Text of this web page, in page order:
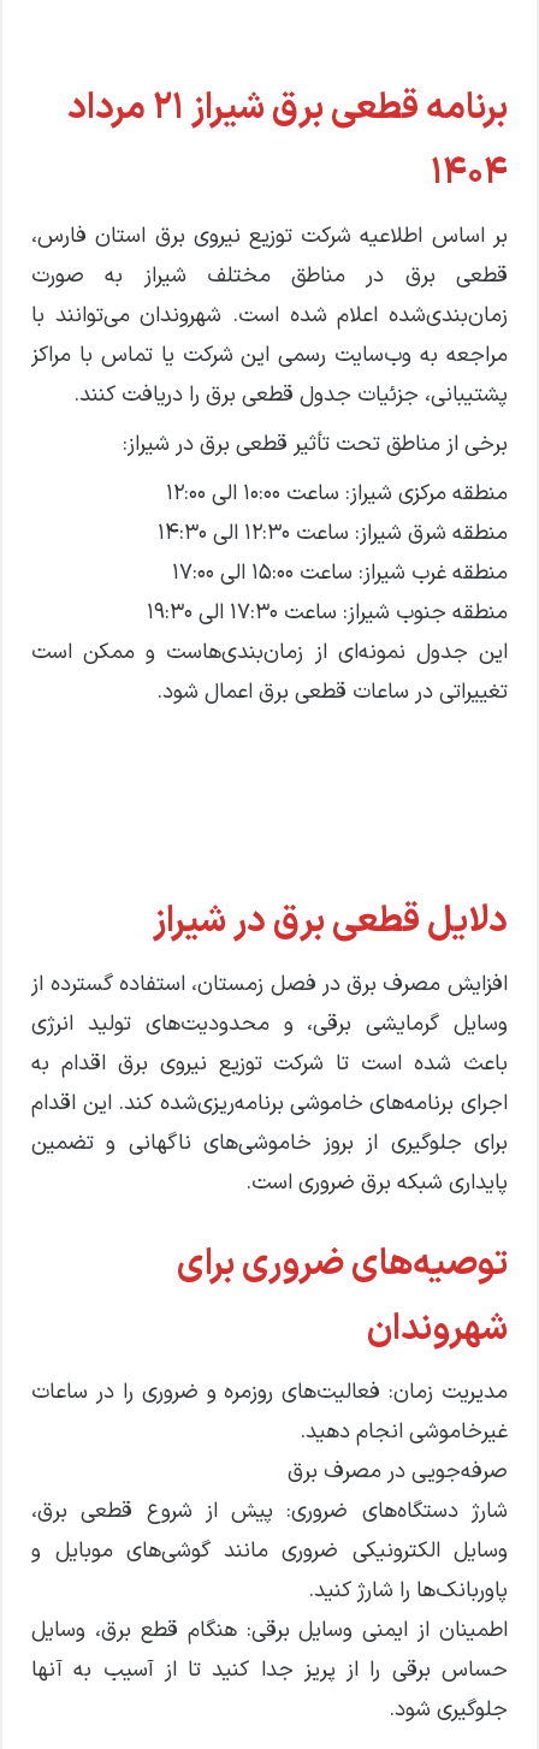
برنامه قطعی برق شیراز ۲۱ مرداد
۱۴۰۴
بر اساس اطلاعیه شرکت توزیع نیروی برق استان فارس،
قطعی برق در مناطق مختلف شیراز به صورت
زمان‌بندی‌شده اعلام شده است. شهروندان می‌توانند با
مراجعه به وب‌سایت رسمی این شرکت یا تماس با مراکز
پشتیبانی، جزئیات جدول قطعی برق را دریافت کنند.
برخی از مناطق تحت تأثیر قطعی برق در شیراز:
منطقه مرکزی شیراز: ساعت ۱۰:۰۰ الی ۱۲:۰۰
منطقه شرق شیراز: ساعت ۱۲:۳۰ الی ۱۴:۳۰
منطقه غرب شیراز: ساعت ۱۵:۰۰ الی ۱۷:۰۰
منطقه جنوب شیراز: ساعت ۱۷:۳۰ الی ۱۹:۳۰
این جدول نمونه‌ای از زمان‌بندی‌هاست و ممکن است
تغییراتی در ساعات قطعی برق اعمال شود.
دلایل قطعی برق در شیراز
افزایش مصرف برق در فصل زمستان، استفاده گسترده از
وسایل گرمایشی برقی، و محدودیت‌های تولید انرژی
باعث شده است تا شرکت توزیع نیروی برق اقدام به
اجرای برنامه‌های خاموشی برنامه‌ریزی‌شده کند. این اقدام
برای جلوگیری از بروز خاموشی‌های ناگهانی و تضمین
پایداری شبکه برق ضروری است.
توصیه‌های ضروری برای
شهروندان
مدیریت زمان: فعالیت‌های روزمره و ضروری را در ساعات
غیرخاموشی انجام دهید.
صرفه‌جویی در مصرف برق
شارژ دستگاه‌های ضروری: پیش از شروع قطعی برق،
وسایل الکترونیکی ضروری مانند گوشی‌های موبایل و
پاوربانک‌ها را شارژ کنید.
اطمینان از ایمنی وسایل برقی: هنگام قطع برق، وسایل
حساس برقی را از پریز جدا کنید تا از آسیب به آنها
جلوگیری شود.